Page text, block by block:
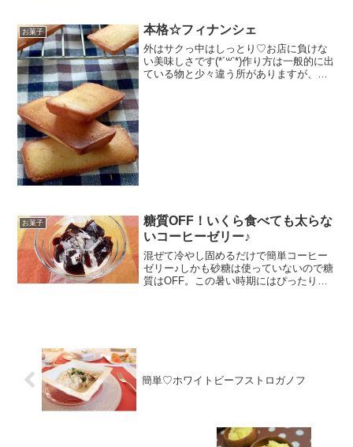
お菓子 本格☆フィナンシェ
外はサクっ中はしっとり♡お店に負けな
い美味しさです(*´꒳`*)作り方は一般的に出
ている物と少々違う所がありますが、プ
お菓子
糖質OFF！いくら食べても太らな
いコーヒーゼリー♪
混ぜて冷やし固めるだけで簡単コーヒー
ゼリー♪しかも砂糖は使っていないので糖
質はOFF。この暑い時期にはぴったりの
簡単♡ホワイトビーフストロガノフ